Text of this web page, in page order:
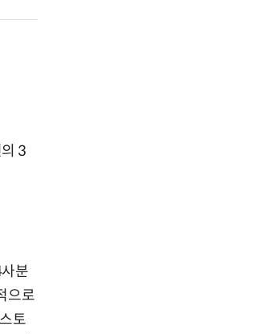
3
분
으로
토